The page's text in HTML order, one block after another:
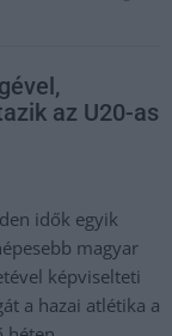
az U20-as
idők egyik
magyar
képviselteti
a hazai atlétika a